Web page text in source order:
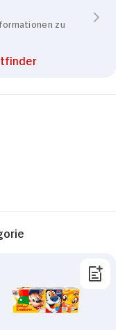
zu